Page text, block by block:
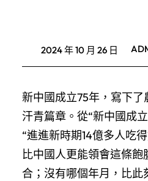
2024 年 10 月 26 日
新中國成立75年，寫下
汗青篇章。從“新中國成
“進進新時期14億多人吃
比中國人更能領會這條
合；沒有哪個年月，比此